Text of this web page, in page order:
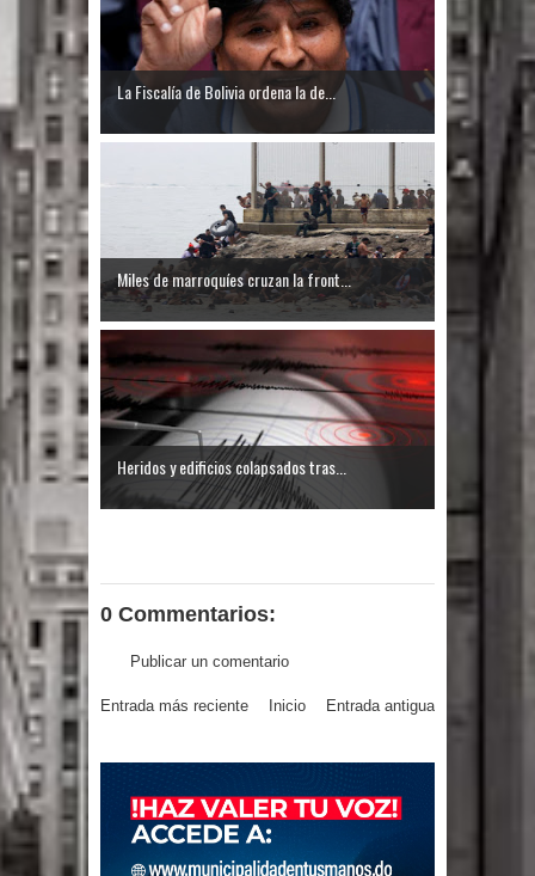
El PRM tendrá desde el próximo
domingo una dirección de hombres
La Fiscalía de Bolivia ordena la de...
Miles de marroquíes cruzan la front...
Heridos y edificios colapsados tras...
0 Commentarios:
Publicar un comentario
Entrada más reciente Entrada antigua
Inicio